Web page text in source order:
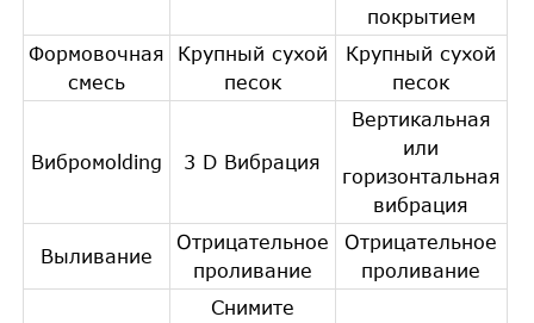
покрытием
Формовочная
смесь
Крупный сухой
песок
Крупный сухой
песок
Вибромolding 3 D Вибрация
Вертикальная
или
горизонтальная
вибрация
Выливание
Отрицательное
проливание
Отрицательное
проливание
Снимите